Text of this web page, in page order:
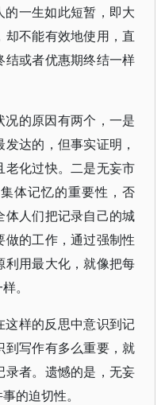
一生如此短暂，即大
不能有效地使用，直
或者优惠期终结一样
的原因有两个，一是
达的，但事实证明，
化过快。二是无妄市
体记忆的重要性，否
体人们把记录自己的城
的工作，通过强制性
用最大化，就像把每
。
样的反思中意识到记
写作有多么重要，就
者。遗憾的是，无妄
的迫切性。